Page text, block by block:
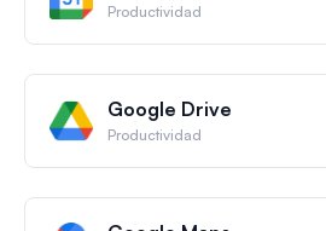
Productividad
Google Drive
Productividad